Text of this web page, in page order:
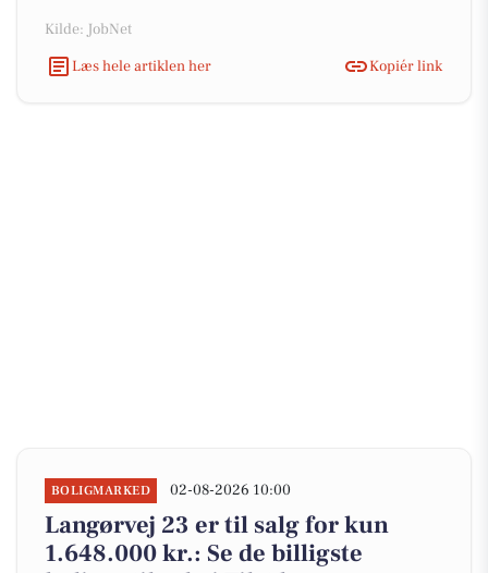
Kilde: JobNet
Læs hele artiklen her
Kopiér link
BOLIGMARKED 02-08-2026 10:00
Langørvej 23 er til salg for kun
1.648.000 kr.: Se de billigste